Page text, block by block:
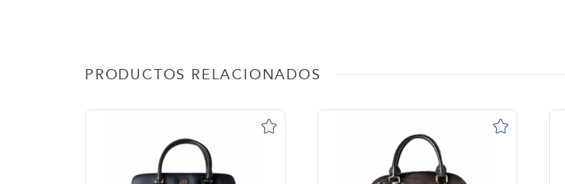
PRODUCTOS RELACIONADOS